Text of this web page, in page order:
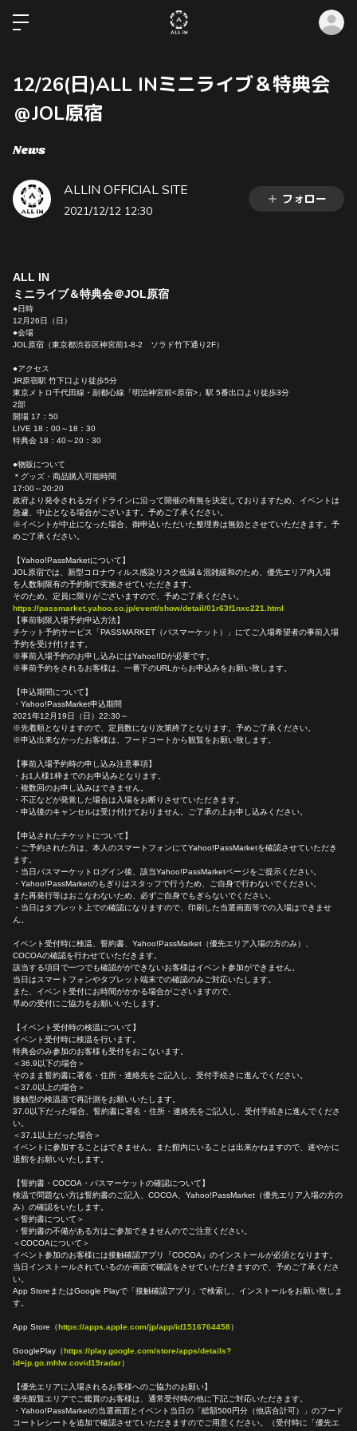
12/26(日)ALL INミニライブ＆特典会
＠JOL原宿
News
ALLIN OFFICIAL SITE
2021/12/12 12:30
フォロー
ALL IN
ミニライブ＆特典会＠JOL原宿
●日時
12月26日（日）
●会場
JOL原宿（東京都渋谷区神宮前1-8-2 ソラド竹下通り2F）
●アクセス
JR原宿駅 竹下口より徒歩5分
東京メトロ千代田線・副都心線「明治神宮前<原宿>」駅 5番出口より徒歩3分
2部
開場 17：50
LIVE 18：00～18：30
特典会 18：40～20：30
●物販について
＊グッズ・商品購入可能時間
17:00～20:20
政府より発令されるガイドラインに沿って開催の有無を決定しておりますため、イベントは
急遽、中止となる場合がございます。予めご了承ください。
※イベントが中止になった場合、御申込いただいた整理券は無効とさせていただきます。予
めご了承ください。
【Yahoo!PassMarketについて】
JOL原宿では、新型コロナウィルス感染リスク低減＆混雑緩和のため、優先エリア内入場
を人数制限有の予約制で実施させていただきます。
そのため、定員に限りがございますので、予めご了承ください。
https://passmarket.yahoo.co.jp/event/show/detail/01r63f1nxc221.html
【事前制限入場予約申込方法】
チケット予約サービス「PASSMARKET（パスマーケット）」にてご入場希望者の事前入場
予約を受け付けます。
※事前入場予約のお申し込みにはYahoo!IDが必要です。
※事前予約をされるお客様は、一番下のURLからお申込みをお願い致します。
【申込期間について】
・Yahoo!PassMarket申込期間
2021年12月19日（日）22:30～
※先着順となりますので、定員数になり次第終了となります。予めご了承ください。
※申込出来なかったお客様は、フードコートから観覧をお願い致します。
【事前入場予約時の申し込み注意事項】
・お1人様1枠までのお申込みとなります。
・複数回のお申し込みはできません。
・不正などが発覚した場合は入場をお断りさせていただきます。
・申込後のキャンセルは受け付けておりません。ご了承の上お申し込みください。
【申込されたチケットについて】
・ご予約された方は、本人のスマートフォンにてYahoo!PassMarketを確認させていただき
ます。
・当日パスマーケットログイン後、該当Yahoo!PassMarketページをご提示ください。
・Yahoo!PassMarketのもぎりはスタッフで行うため、ご自身で行わないでください。
また再発行等はおこなわないため、必ずご自身でもぎらないでください。
・当日はタブレット上での確認になりますので、印刷した当選画面等での入場はできませ
ん。
イベント受付時に検温、誓約書、Yahoo!PassMarket（優先エリア入場の方のみ）、
COCOAの確認を行わせていただきます。
該当する項目で一つでも確認がができないお客様はイベント参加ができません。
当日はスマートフォンやタブレット端末での確認のみご対応いたします。
また、イベント受付にお時間がかかる場合がございますので、
早めの受付にご協力をお願いいたします。
【イベント受付時の検温について】
イベント受付時に検温を行います。
特典会のみ参加のお客様も受付をおこないます。
＜36.9以下の場合＞
そのまま誓約書に署名・住所・連絡先をご記入し、受付手続きに進んでください。
＜37.0以上の場合＞
接触型の検温器で再計測をお願いいたします。
37.0以下だった場合、誓約書に署名・住所・連絡先をご記入し、受付手続きに進んでくださ
い。
＜37.1以上だった場合＞
イベントに参加することはできません。また館内にいることは出来かねますので、速やかに
退館をお願いいたします。
【誓約書・COCOA・パスマーケットの確認について】
検温で問題ない方は誓約書のご記入、COCOA、Yahoo!PassMarket（優先エリア入場の方の
み）の確認をいたします。
＜誓約書について＞
・誓約書の不備がある方はご参加できませんのでご注意ください。
＜COCOAについて＞
イベント参加のお客様には接触確認アプリ『COCOA』のインストールが必須となります。
当日インストールされているのか画面で確認をさせていただきますので、予めご了承くださ
い。
App StoreまたはGoogle Playで「接触確認アプリ」で検索し、インストールをお願い致しま
す。
App Store（https://apps.apple.com/jp/app/id1516764458）
GooglePlay（https://play.google.com/store/apps/details?
id=jp.go.mhlw.covid19radar）
【優先エリアに入場されるお客様へのご協力のお願い】
優先観覧エリアでご鑑賞のお客様は、通常受付時の他に下記ご対応いただきます。
・Yahoo!PassMarketの当選画面とイベント当日の「総額500円分（他店合計可）」のフード
コートレシートを追加で確認させていただきますのでご用意ください。（受付時に「優先エ